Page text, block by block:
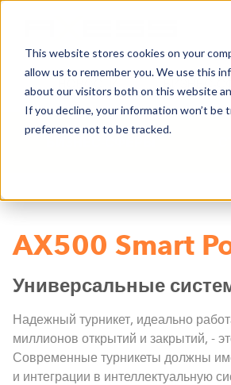
This website stores cookies on your
allow us to remember you. We use this
about our visitors both on this website
If you decline, your information won’t
preference not to be tracked.
НОВОСТИ БИЗНЕС-
AX500 Smart
Универсальные
Надежный турникет, идеально
миллионов открытий и закрытий, -
Современные турникеты должны
и интеграции в интеллектуальную